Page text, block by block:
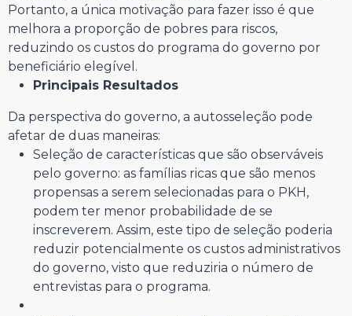
Portanto, a única motivação para fazer isso é que
melhora a proporção de pobres para riscos,
reduzindo os custos do programa do governo por
beneficiário elegível.
Principais Resultados
Da perspectiva do governo, a autosseleção pode
afetar de duas maneiras:
Seleção de características que são observáveis
pelo governo: as famílias ricas que são menos
propensas a serem selecionadas para o PKH,
podem ter menor probabilidade de se
inscreverem. Assim, este tipo de seleção poderia
reduzir potencialmente os custos administrativos
do governo, visto que reduziria o número de
entrevistas para o programa.